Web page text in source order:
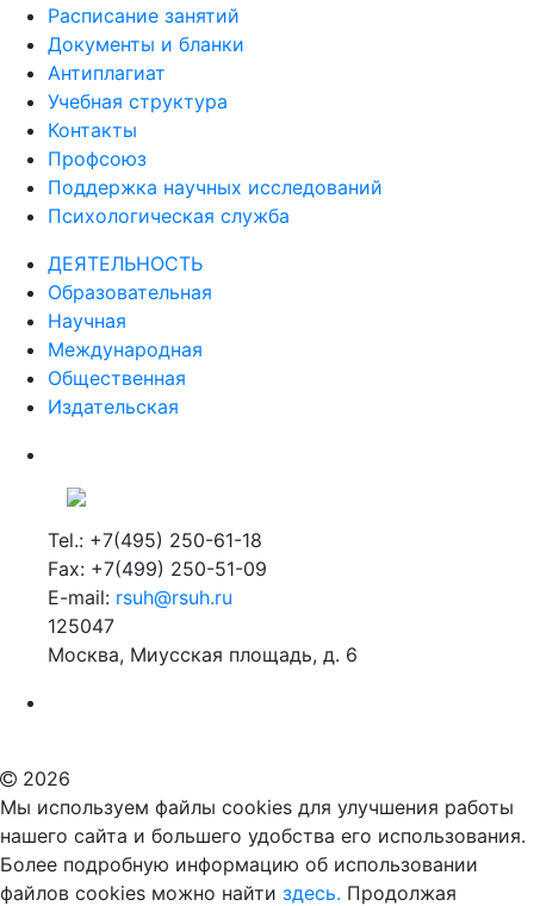
Расписание занятий
Документы и бланки
Антиплагиат
Учебная структура
Контакты
Профсоюз
Поддержка научных исследований
Психологическая служба
ДЕЯТЕЛЬНОСТЬ
Образовательная
Научная
Международная
Общественная
Издательская
Tel.: +7(495) 250-61-18
Fax: +7(499) 250-51-09
E-mail: rsuh@rsuh.ru
125047
Москва, Миусская площадь, д. 6
2026
Мы используем файлы cookies для улучшения работы
нашего сайта и большего удобства его использования.
Более подробную информацию об использовании
файлов cookies можно найти здесь. Продолжая